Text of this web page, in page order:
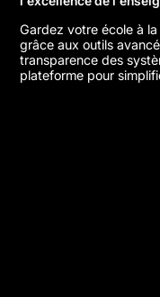
Gardez votre école à
grâce aux outils
transparence des
plateforme pour